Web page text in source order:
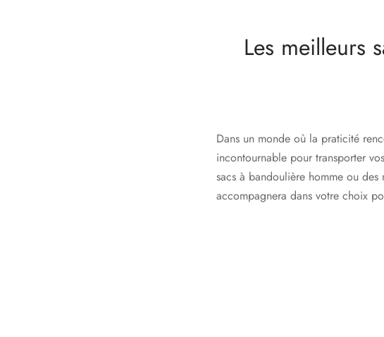
Les meilleurs
Dans un monde où la praticité
incontournable pour transporter
sacs à bandoulière homme ou
accompagnera dans votre choix